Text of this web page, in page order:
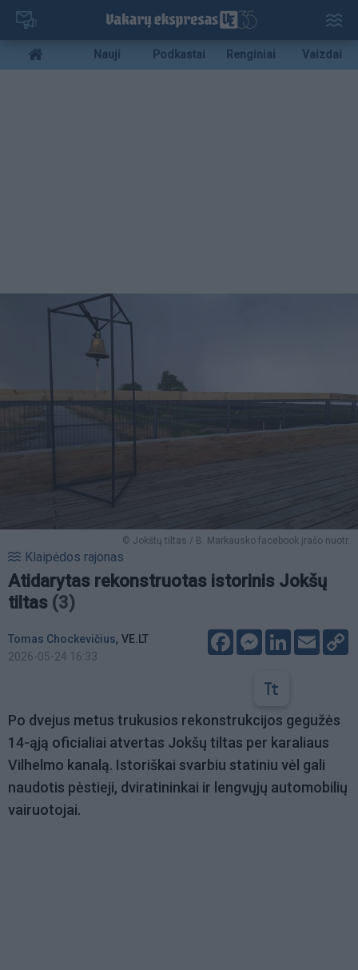
Pereiti
pagrindinį
turinį
Mobile
menu
Nauji Podkastai Renginiai Vaizdai
© Jokštų tiltas / B. Markausko facebook įrašo nuotr.
Klaipėdos rajonas
Atidarytas rekonstruotas istorinis Jokšų
tiltas (3)
Tomas Chockevičius, VE.LT
2026-05-24 16:33
FacebookMessenger
LinkedIn
Email
Po dvejus metus trukusios rekonstrukcijos gegužės
14-ąją oficialiai atvertas Jokšų tiltas per karaliaus
Vilhelmo kanalą. Istoriškai svarbiu statiniu vėl gali
naudotis pėstieji, dviratininkai ir lengvųjų automobilių
vairuotojai.